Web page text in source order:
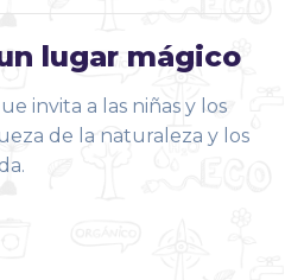
lugar mágico
invita a las niñas y los
de la naturaleza y los